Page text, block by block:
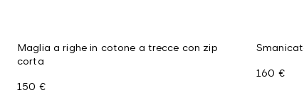
Maglia a righe in cotone a trecce con zip
corta
150 €
160 €